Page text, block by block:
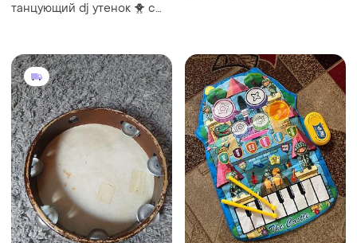
танцующий dj утенок 🐥 с